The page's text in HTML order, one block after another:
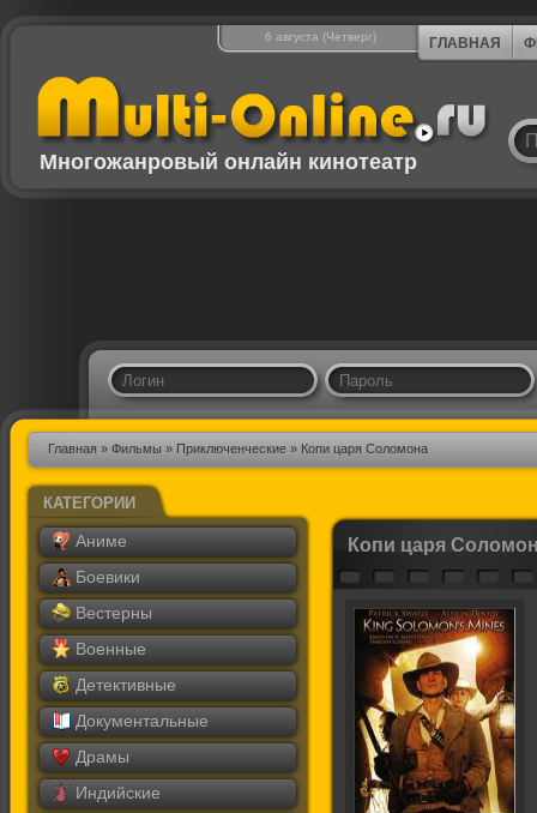
6 августа (Четверг) ГЛАВНАЯ
Многожанровый онлайн кинотеатр
Главная » Фильмы » Приключенческие » Копи царя Соломона
КАТЕГОРИИ
Аниме
Боевики
Вестерны
Военные
Детективные
Документальные
Драмы
Индийские
Копи царя